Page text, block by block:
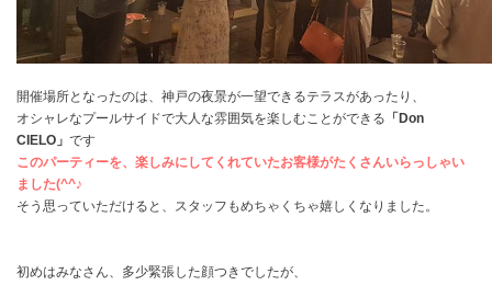
開催場所となったのは、神戸の夜景が一望できるテラスがあったり、
オシャレなプールサイドで大人な雰囲気を楽しむことができる 「Don
CIELO」 です
このパーティーを、楽しみにしてくれていたお客様がたくさんいらっしゃい
ました(^^♪
そう思っていただけると、スタッフもめちゃくちゃ嬉しくなりました。
初めはみなさん、多少緊張した顔つきでしたが、